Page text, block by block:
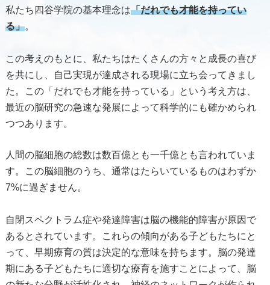
私たち四谷学院の基本理念は「だれでも才能を持ってい
る」。
この考えのもとに、私たちはたくさんの方々と成長の喜び
を共にし、自己実現が達成される現場に立ち会ってきまし
た。この「だれでも才能を持っている」という考え方は、
最近の脳研究の急速な発展によって科学的にも確かめられ
つつあります。
人間の脳細胞の総数は数百億とも一千億とも言われていま
す。この脳細胞のうち、通常はたらいているものはわずか
7%に過ぎません。
自閉スペクトラム症や発達障害は脳の機能的障害が原因で
あるとされています。これらの傾向がある子どもたちにと
って、早期療育の質は決定的な意味を持ちます。脳の発達
期にある子どもたちに適切な療育を施すことによって、脳